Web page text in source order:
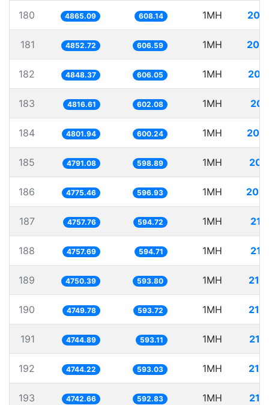
180 4865.09 608.14 1MH
181 4852.72 606.59 1MH
182 4848.37 606.05 1MH
183 4816.61 602.08 1MH
184 4801.94 600.24 1MH
185 4791.08 598.89 1MH
186 4775.46 596.93 1MH
187 4757.76 594.72 1MH
188 4757.69 594.71 1MH
189 4750.39 593.80 1MH
190 4749.78 593.72 1MH
191 4744.89 593.11 1MH
192 4744.22 593.03 1MH
193 4742.66 592.83 1MH